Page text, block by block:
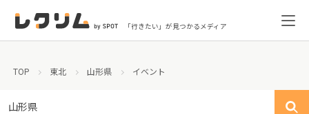
「行きたい」が見つかるメディア
TOP 東北 山形県 イベント
山形県